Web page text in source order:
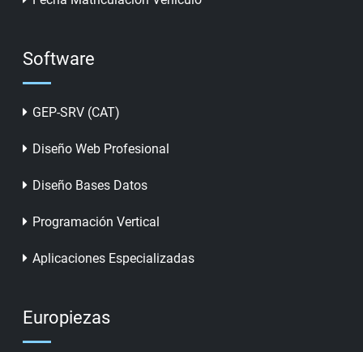
Software
GEP-SRV (CAT)
Diseño Web Profesional
Diseño Bases Datos
Programación Vertical
Aplicaciones Especializadas
Europiezas